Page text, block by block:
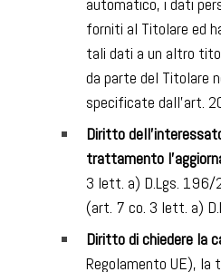
forniti al Titolare ed
tali dati a un altro
da parte del Titolare
specificate dall’art.
Diritto
trattamento
3 lett. a) D.Lgs. 196/
(art. 7 co. 3 lett. a)
Diritto di chiedere la
Regolamento UE), la